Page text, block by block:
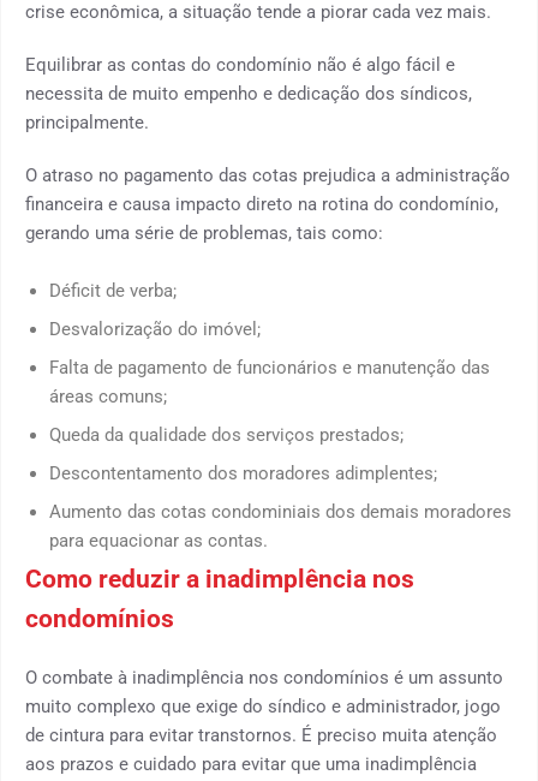
crise econômica, a situação tende a piorar cada vez mais.
Equilibrar as contas do condomínio não é algo fácil e
necessita de muito empenho e dedicação dos síndicos,
principalmente.
O atraso no pagamento das cotas prejudica a administração
financeira e causa impacto direto na rotina do condomínio,
gerando uma série de problemas, tais como:
Déficit de verba;
Desvalorização do imóvel;
Falta de pagamento de funcionários e manutenção das
áreas comuns;
Queda da qualidade dos serviços prestados;
Descontentamento dos moradores adimplentes;
Aumento das cotas condominiais dos demais moradores
para equacionar as contas.
Como reduzir a inadimplência nos
condomínios
O combate à inadimplência nos condomínios é um assunto
muito complexo que exige do síndico e administrador, jogo
de cintura para evitar transtornos. É preciso muita atenção
aos prazos e cuidado para evitar que uma inadimplência